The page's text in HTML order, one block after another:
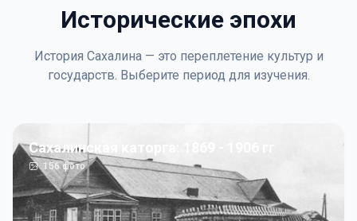
Исторические эпохи
История Сахалина — это переплетение культур и
государств. Выберите период для изучения.
Сахалинская каторга: 1869 - 1906 гг
156фото